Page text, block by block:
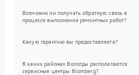
Возможно ли получать обратную связь в
процессе выполнения ремонтных работ?
Какую гарантию вы предоставляете?
В каких районах Вологды располагаются
сервисные центры Blomberg?